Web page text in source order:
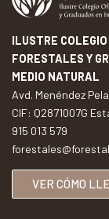
ILUSTRE
FORESTALES Y
MEDIO NATURAL
Avd. Menéndez
CIF: Q2871007G
915 013 579
VER CÓMO